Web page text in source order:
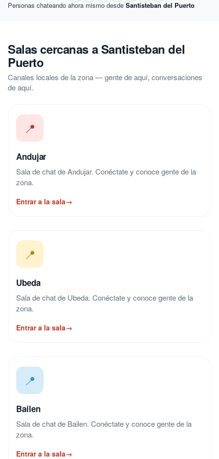
Personas chateando ahora mismo desde Santisteban del Puerto
Salas cercanas a Santisteban del
Puerto
Canales locales de la zona — gente de aquí, conversaciones
de aquí.
📍
Andujar
Sala de chat de Andujar. Conéctate y conoce gente de la
zona.
Entrar a la sala→
📍
Ubeda
Sala de chat de Ubeda. Conéctate y conoce gente de la
zona.
Entrar a la sala→
📍
Bailen
Sala de chat de Bailen. Conéctate y conoce gente de la
zona.
Entrar a la sala→